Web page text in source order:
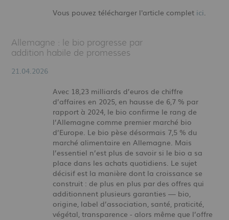
Vous pouvez télécharger l'article complet ici.
Allemagne : le bio progresse par
addition habile de promesses
21.04.2026
Avec 18,23 milliards d’euros de chiffre
d’affaires en 2025, en hausse de 6,7 % par
rapport à 2024, le bio confirme le rang de
l’Allemagne comme premier marché bio
d’Europe. Le bio pèse désormais 7,5 % du
marché alimentaire en Allemagne. Mais
l’essentiel n’est plus de savoir si le bio a sa
place dans les achats quotidiens. Le sujet
décisif est la manière dont la croissance se
construit : de plus en plus par des offres qui
additionnent plusieurs garanties — bio,
origine, label d’association, santé, praticité,
végétal, transparence - alors même que l’offre